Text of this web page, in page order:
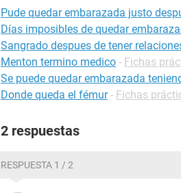
Pude quedar embarazada justo
Días imposibles de quedar
Sangrado despues de tener
Menton termino medico - Fichas
Se puede quedar embarazada
Donde queda el fémur - Fichas
2 respuestas
RESPUESTA 1 / 2